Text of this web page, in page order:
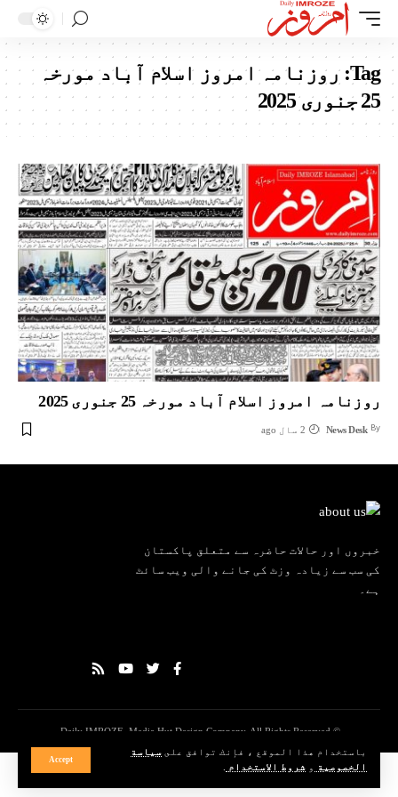
باستخدام هذا الموقع ، فإنك توافق على سياسة
الخصوصية
و شروط الاستخدام
Accept
Tag: روزنامہ امروز اسلام آباد مورخہ
25 جنوری 2025
روزنامہ امروز اسلام آباد مورخہ 25 جنوری 2025
By
News Desk 2 سال ago
خبروں اور حالات حاضرہ سے متعلق پاکستان
کی سب سے زیادہ وزٹ کی جانے والی ویب سائٹ
ہے۔
© Daily IMROZE. Media Hut Design Company. All Rights Reserved.